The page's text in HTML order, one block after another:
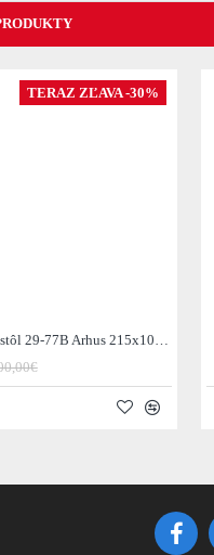
TERAZ ZĽAVA -30%
Jedálenský stôl 29-77B Arhus 215x105cm Drevo Hnedá Acacia